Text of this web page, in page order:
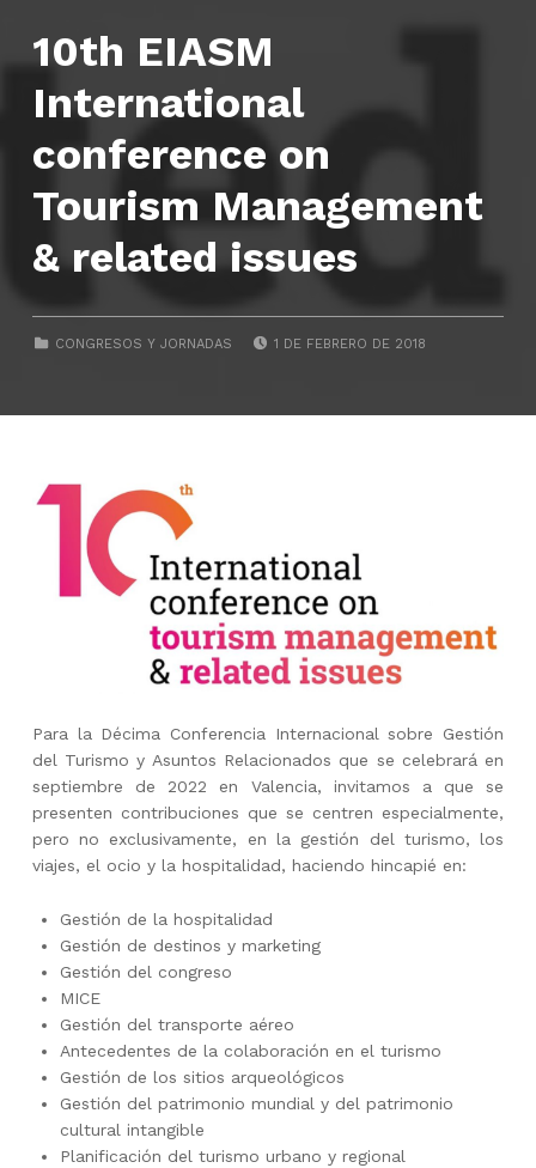
10th EIASM
International
conference on
Tourism Management
& related issues
CATEGORIZED IN:
CONGRESOS Y JORNADAS 1 DE FEBRERO DE 2018
Para la Décima Conferencia Internacional sobre Gestión
del Turismo y Asuntos Relacionados que se celebrará en
septiembre de 2022 en Valencia, invitamos a que se
presenten contribuciones que se centren especialmente,
pero no exclusivamente, en la gestión del turismo, los
viajes, el ocio y la hospitalidad, haciendo hincapié en:
Gestión de la hospitalidad
Gestión de destinos y marketing
Gestión del congreso
MICE
Gestión del transporte aéreo
Antecedentes de la colaboración en el turismo
Gestión de los sitios arqueológicos
Gestión del patrimonio mundial y del patrimonio
cultural intangible
Planificación del turismo urbano y regional